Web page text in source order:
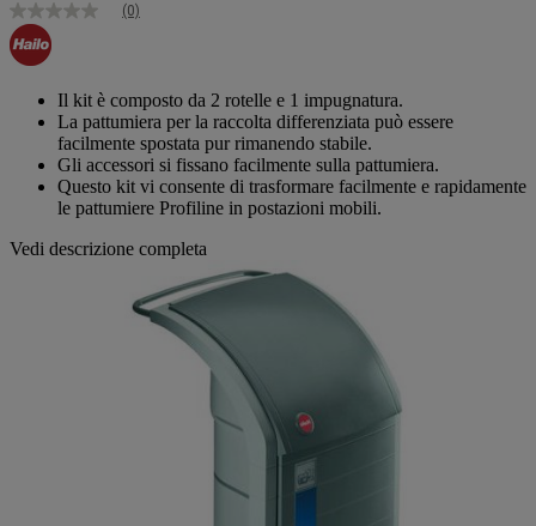
Nessuna
valutazione
Stesso
pagina.
(0)
Il kit è composto da 2 rotelle e 1 impugnatura.
La pattumiera per la raccolta differenziata può essere
facilmente spostata pur rimanendo stabile.
Gli accessori si fissano facilmente sulla pattumiera.
Questo kit vi consente di trasformare facilmente e rapidamente
le pattumiere Profiline in postazioni mobili.
Vedi descrizione completa